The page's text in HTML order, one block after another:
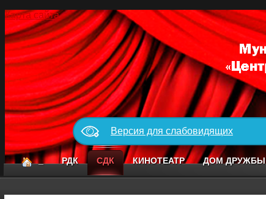
Карта сайта
Версия для слабовидящих
_ РДК СДК КИНОТЕАТР ДОМ ДРУЖБЫ